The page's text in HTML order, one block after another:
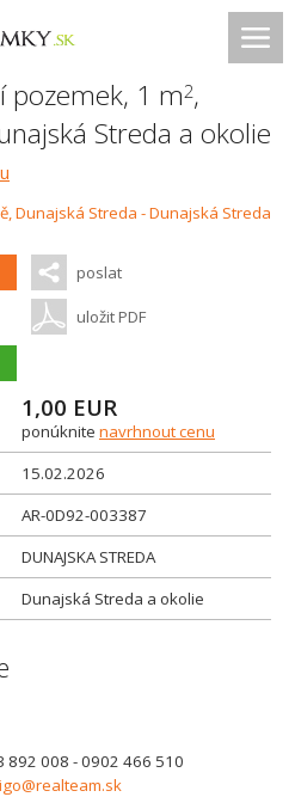
pozemek, 1 m2,
Streda a okolie
poslat
uložit PDF
1,00 EUR
ponúknite navrhnout cenu
15.02.2026
AR-0D92-003387
DUNAJSKA STREDA
Dunajská Streda a okolie
892 008 - 0902 466 510